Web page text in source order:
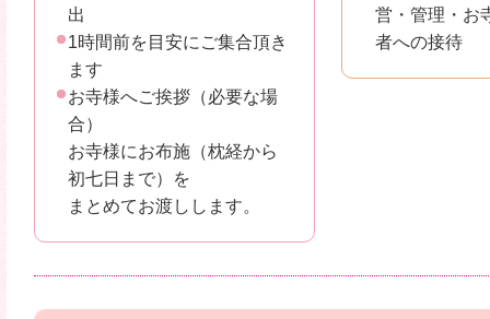
出
1時間前を目安にご集合頂き
ます
お寺様へご挨拶（必要な場
合）
お寺様にお布施（枕経から
初七日まで）を
まとめてお渡しします。
営・管理・お
者への接待